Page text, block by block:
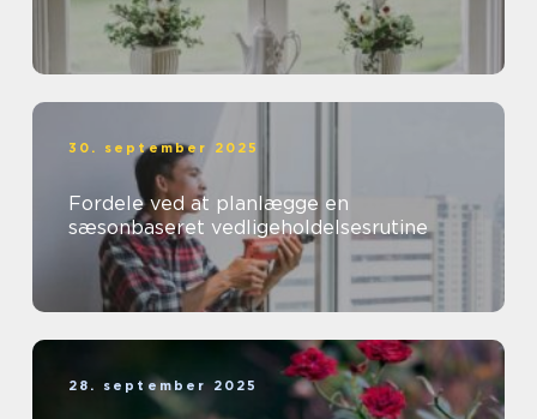
30. september 2025
Fordele ved at planlægge en
sæsonbaseret vedligeholdelsesrutine
28. september 2025